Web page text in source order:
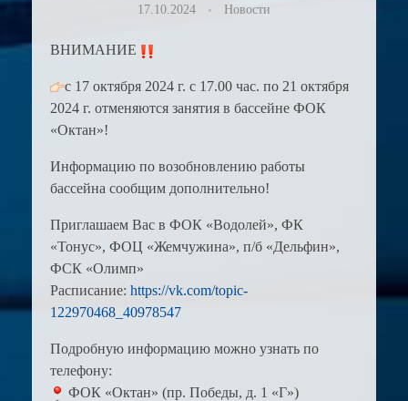
17.10.2024 Новости
ВНИМАНИЕ
с 17 октября 2024 г. с 17.00 час. по 21 октября
2024 г. отменяются занятия в бассейне ФОК
«Октан»!
Информацию по возобновлению работы
бассейна сообщим дополнительно!
Приглашаем Вас в ФОК «Водолей», ФК
«Тонус», ФОЦ «Жемчужина», п/б «Дельфин»,
ФСК «Олимп»
Расписание: https://vk.com/topic-
122970468_40978547
Подробную информацию можно узнать по
телефону:
ФОК «Октан» (пр. Победы, д. 1 «Г»)